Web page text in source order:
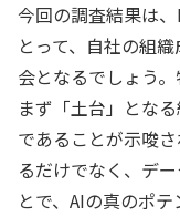
今回の調査結果は
とって、自社の組
会となるでしょう
まず「土台」とな
であることが示唆
るだけでなく、デ
とで、AIの真のポ